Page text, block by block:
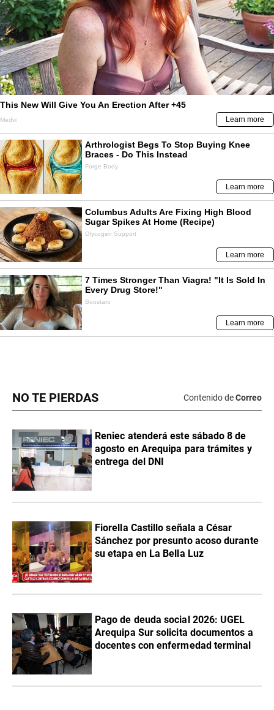
NO TE PIERDAS Contenido deCorreo
Reniec atenderá este sábado 8 de
agosto en Arequipa para trámites y
entrega del DNI
Fiorella Castillo señala a César
Sánchez por presunto acoso durante
su etapa en La Bella Luz
Pago de deuda social 2026: UGEL
Arequipa Sur solicita documentos a
docentes con enfermedad terminal